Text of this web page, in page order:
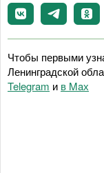
Чтобы первыми
Ленинградской
Telegram и в Maх